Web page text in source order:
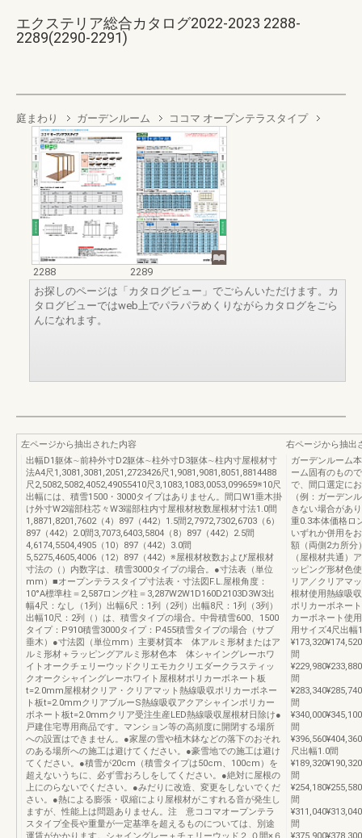
エクステリア総合カタログ2022-2023 2288-
2289(2290-2291)
庭まわり ガーデンルーム ココマ オープンテラスタイプ
2288
2289
お探しのページは「カタログビュー」でごらんいただけます。カ
タログビューではweb上でパラパラめくりながらカタログをごら
んになれます。
左ページから抽出された内容
出幅D1躯体∼前枠外寸D2躯体∼柱外寸D3躯体∼柱内寸屋根材寸
法A4尺1,3081,3081,2051,2723426尺1,9081,9081,8051,8814488
尺2,5082,5082,4052,49055410尺3,1083,1083,0053,099659※10尺
出幅には、積雪1500・3000タイプはありません。間口W1垂木掛
け外寸W2端部柱芯々W3端部柱内寸屋根材枚数屋根材寸法1.0間
1,8871,8201,7602（4）897（442）1.5間2,7972,7302,6703（6）
897（442）2.0間3,7073,6403,5804（8）897（442）2.5間
4,6174,5504,4905（10）897（442）3.0間
5,5275,4605,4006（12）897（442）※屋根材枚数および屋根材
寸法の（）内数字は、積雪3000タイプの場合。●寸法表（単位
mm）■オープンテラスタイプ寸法表・寸法図F.L.屋根角度：
10°A標準柱＝2,587ロング柱＝3,287W2W1D160D2103D3W3出
幅4尺：なし（1列）出幅6尺：1列（2列）出幅8尺：1列（3列）
出幅10尺：2列（）は、積雪タイプの場合。中骨積雪600、1500
タイプ：P910積雪3000タイプ：P455積雪タイプの場合（サブ
垂木）●寸法図（単位mm）主要材質本 体アルミ形材またはア
ルミ形材＋ラッピングアルミ形材色本 体シャイングレーホワ
イトオークチェリーウッドクリエモカクリエダークラスティッ
クオークシャイングレーホワイト屋根材ポリカーボネート板
t=2.0mm屋根材クリア・クリアマット熱線吸収ポリカーボネー
ト板t=2.0mmクリアブルーS熱線吸収アクアシャインポリカー
ボネート板t=2.0mmクリア受注生産LED熱線吸収屋根材日除け●
戸建住宅専用商品です。マンション等の高頻度に開閉する場所
への設置はできません。●家屋の雪や植木鉢などの落下のおそれ
のある場所への施工は避けてください。●豪雪地での施工は避け
てください。●積雪が20cm（積雪タイプは50cm、100cm）を
超えないうちに、必ず雪おろしをしてください。●絶対に屋根の
上にのらないでください。●みだりに改造、変更をしないでくだ
さい。●熱による膨張・収縮により屋根材がこすれる音が発生し
ますが、性能上は問題ありません。注 意ココマオープンテラ
スタイプ全長や重量が一定基準を超えるものについては、別途
運賃がかかります。シャイングレー＋チェリーウッド２.０間×６
右ページから抽出
ガーデンルーム
ーム固有のもの
で、間口選定に
（例：ガーデン
きない場合があ
重0.3本体価格ロ
いずれか併用を
額（両側2カ所分
（屋根材共通）
ッピング形材色
リア／クリアマ
根材使用熱線吸
ポリカーボネー
カーボネート使
用サイズ4尺出幅
間
間
間
間
尺出幅1.0間
間
間
間